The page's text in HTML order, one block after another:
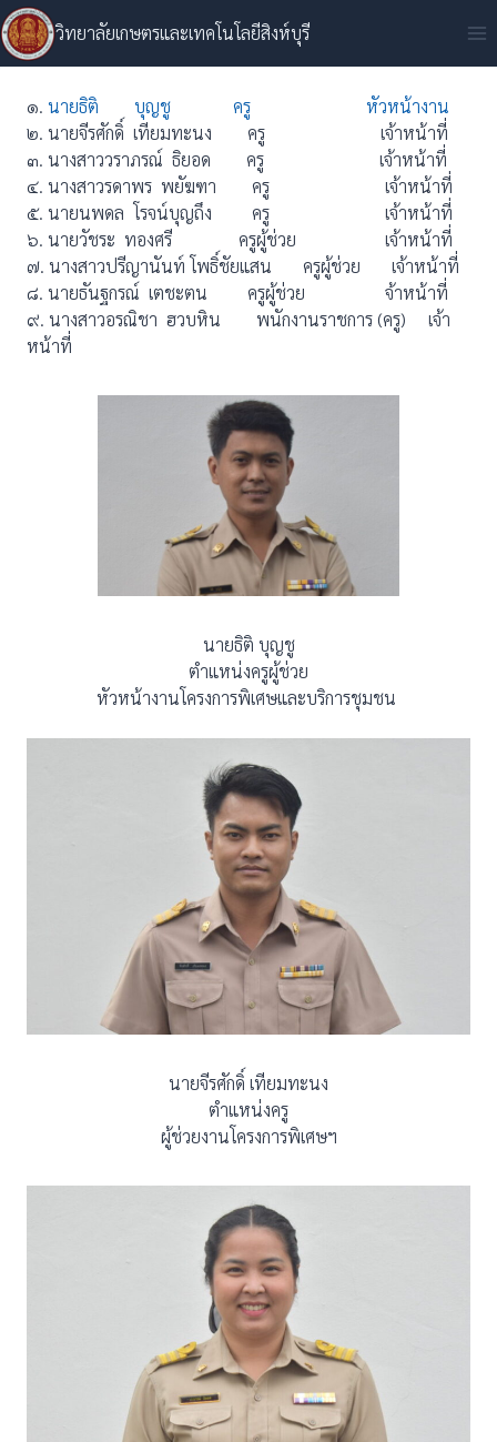
Skip
to
content
วิทยาลัยเกษตรและเทคโนโลยีสิงห์บุรี
๑. นายธิติ บุญชู ครู หัวหน้างาน
๒. นายจีรศักดิ์ เทียมทะนง ครู เจ้าหน้าที่
๓. นางสาววราภรณ์ ธิยอด ครู เจ้าหน้าที่
๔. นางสาวรดาพร พยัฆฑา ครู เจ้าหน้าที่
๕. นายนพดล โรจน์บุญถึง ครู เจ้าหน้าที่
๖. นายวัชระ ทองศรี ครูผู้ช่วย เจ้าหน้าที่
๗. นางสาวปรีญานันท์ โพธิ์ชัยแสน ครูผู้ช่วย เจ้าหน้าที่
๘. นายธันฐกรณ์ เตชะตน ครูผู้ช่วย จ้าหน้าที่
๙. นางสาวอรณิชา ฮวบหิน พนักงานราชการ (ครู) เจ้า
หน้าที่
นายธิติ บุญชู
ตำแหน่งครูผู้ช่วย
หัวหน้างานโครงการพิเศษและบริการชุมชน
นายจีรศักดิ์ เทียมทะนง
ตำแหน่งครู
ผู้ช่วยงานโครงการพิเศษฯ